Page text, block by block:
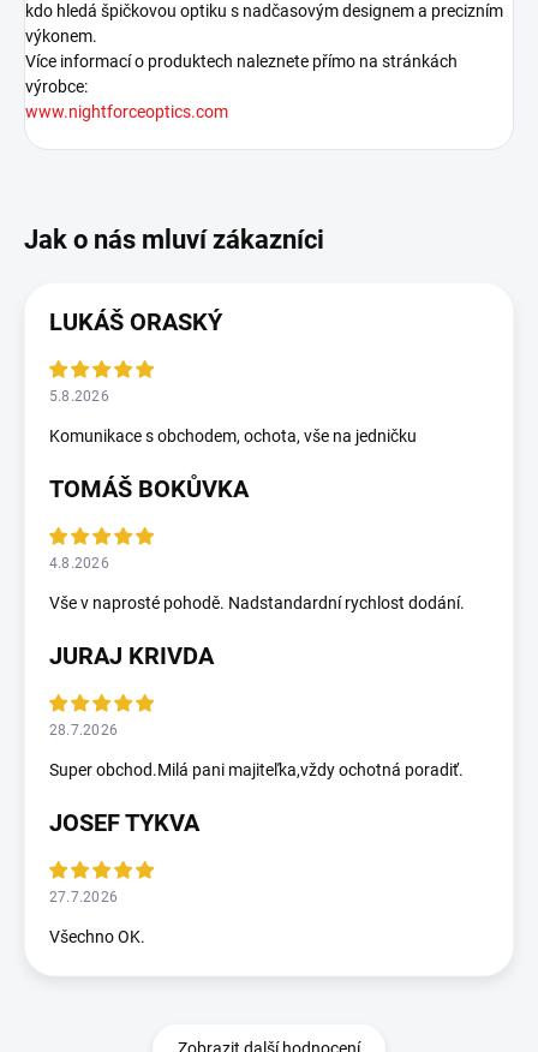
kdo hledá špičkovou optiku s nadčasovým designem a precizním
výkonem.
Více informací o produktech naleznete přímo na stránkách
výrobce:
www.nightforceoptics.com
LUKÁŠ ORASKÝ
5.8.2026
Komunikace s obchodem, ochota, vše na jedničku
TOMÁŠ BOKŮVKA
4.8.2026
Vše v naprosté pohodě. Nadstandardní rychlost dodání.
JURAJ KRIVDA
28.7.2026
Super obchod.Milá pani majiteľka,vždy ochotná poradiť.
JOSEF TYKVA
27.7.2026
Všechno OK.